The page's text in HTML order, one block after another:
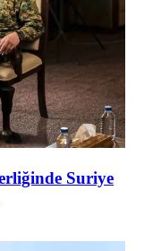
Suriye